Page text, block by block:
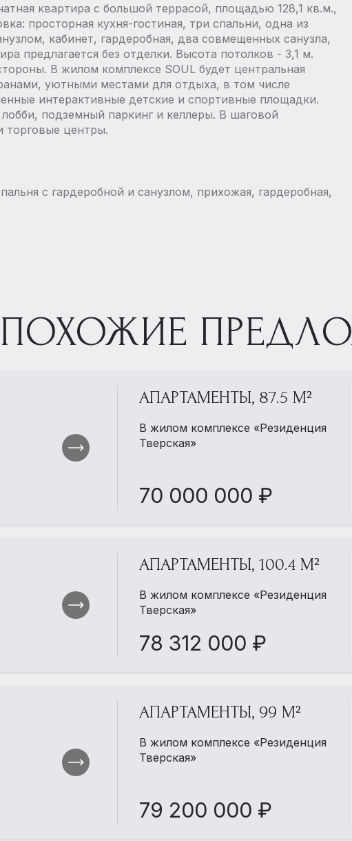
квартира с большой террасой, площадью 128,1 кв.м.,
просторная кухня-гостиная, три спальни, одна из
кабинет, гардеробная, два совмещенных санузла,
предлагается без отделки. Высота потолков - 3,1 м.
В жилом комплексе SОUL будет центральная
уютными местами для отдыха, в том числе
интерактивные детские и спортивные площадки.
подземный паркинг и келлеры. В шаговой
торговые центры.
с гардеробной и санузлом, прихожая, гардеробная,
ПОХОЖИЕ
АПАРТАМЕНТЫ, 87.5 М²
В жилом комплексе «Резиденция
Тверская»
70 000 000 ₽
АПАРТАМЕНТЫ, 100.4 М²
В жилом комплексе «Резиденция
Тверская»
78 312 000 ₽
АПАРТАМЕНТЫ, 99 М²
В жилом комплексе «Резиденция
Тверская»
79 200 000 ₽